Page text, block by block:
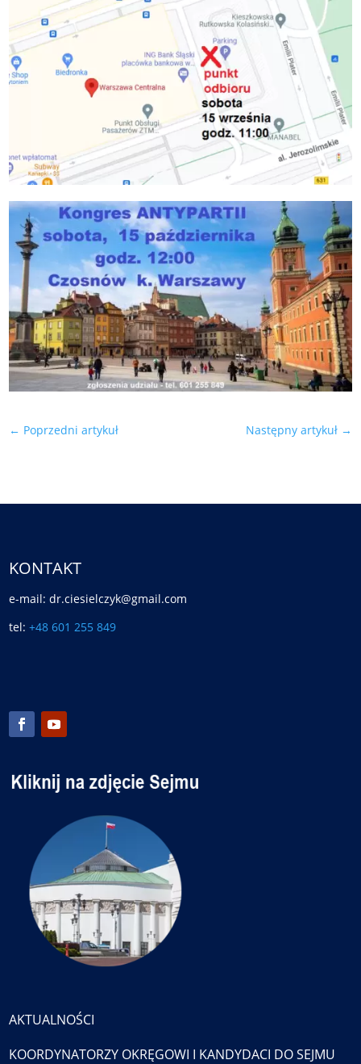
← Poprzedni artykuł Następny artykuł→
KONTAKT
e-mail: dr.ciesielczyk@gmail.com
tel:+48 601 255 849
AKTUALNOŚCI
KOORDYNATORZY OKRĘGOWI I KANDYDACI DO SEJMU